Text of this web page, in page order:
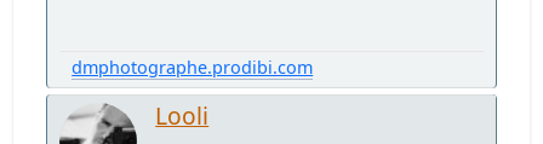
dmphotographe.prodibi.com
Looli